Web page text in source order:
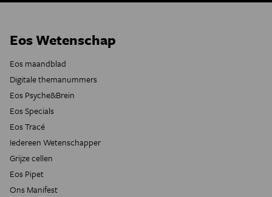
Eos Wetenschap
Eos maandblad
Digitale themanummers
Eos Psyche&Brein
Eos Specials
Eos Tracé
Iedereen Wetenschapper
Grijze cellen
Eos Pipet
Ons Manifest